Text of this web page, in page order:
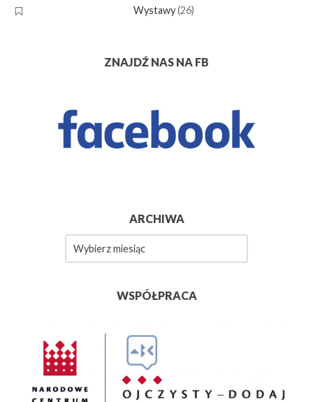
Wystawy(26)
ZNAJDŹ NAS NA FB
ARCHIWA
WSPÓŁPRACA